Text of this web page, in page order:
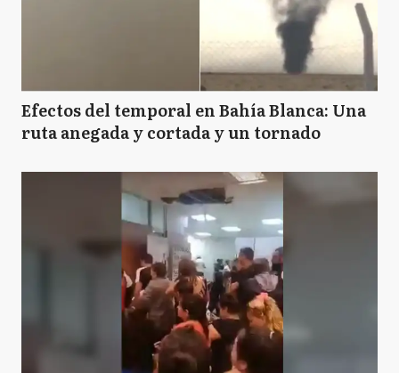
Efectos del temporal en Bahía Blanca: Una
ruta anegada y cortada y un tornado